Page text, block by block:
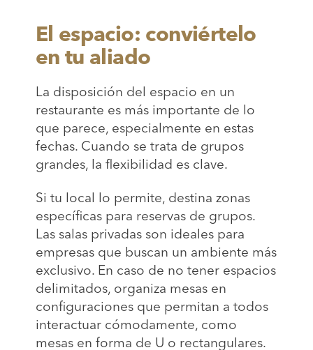
El espacio: conviértelo
en tu aliado
La disposición del espacio en un
restaurante es más importante de lo
que parece, especialmente en estas
fechas. Cuando se trata de grupos
grandes, la flexibilidad es clave.
Si tu local lo permite, destina zonas
específicas para reservas de grupos.
Las salas privadas son ideales para
empresas que buscan un ambiente más
exclusivo. En caso de no tener espacios
delimitados, organiza mesas en
configuraciones que permitan a todos
interactuar cómodamente, como
mesas en forma de U o rectangulares.